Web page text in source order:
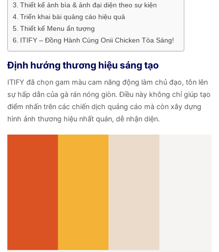
Thiết kế ảnh bìa & ảnh đại diện theo sự kiện
Triển khai bài quảng cáo hiệu quả
Thiết kế Menu ấn tượng
ITIFY – Đồng Hành Cùng Onii Chicken Tỏa Sáng!
Định hướng thương hiệu sáng tạo
ITIFY đã chọn gam màu cam năng động làm chủ đạo, tôn lên
sự hấp dẫn của gà rán nóng giòn. Điều này không chỉ giúp tạo
điểm nhấn trên các chiến dịch quảng cáo mà còn xây dựng
hình ảnh thương hiệu nhất quán, dễ nhận diện.